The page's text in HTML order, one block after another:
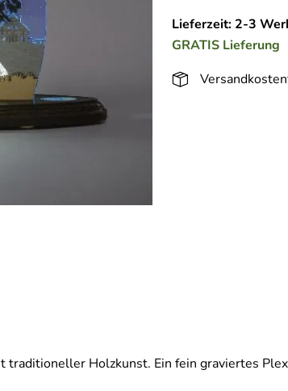
Lieferzeit: 2-3
GRATIS Lieferung
Holzkunst. Ein fein graviertes